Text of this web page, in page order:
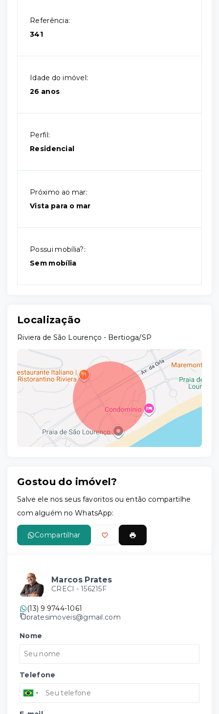
Referência:
341
Idade do imóvel:
26 anos
Perfil:
Residencial
Próximo ao mar:
Vista para o mar
Possui mobília?:
Sem mobília
Localização
Riviera de São Lourenço - Bertioga/SP
Gostou do imóvel?
Salve ele nos seus favoritos ou então compartilhe
com alguém no WhatsApp:
Compartilhar
Marcos Prates
CRECI - 156215F
(13) 9 9744-1061
pratesimoveis@gmail.com
Nome
Telefone